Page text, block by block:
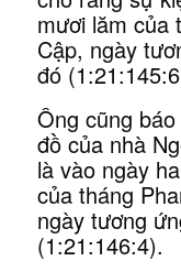
mươi lăm của
Cập, ngày
đó
Ông cũng
đồ của nhà
là vào ngày
của tháng
ngày tương
(1:21:146:4).